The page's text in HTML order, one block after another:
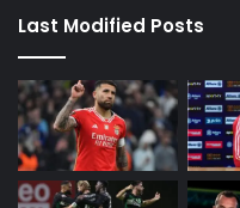
Last Modified Posts